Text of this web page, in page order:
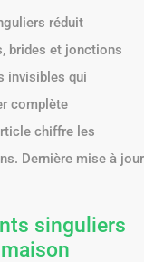
réduit
brides et jonctions
invisibles qui
complète
chiffre les
Dernière mise à jour
singuliers